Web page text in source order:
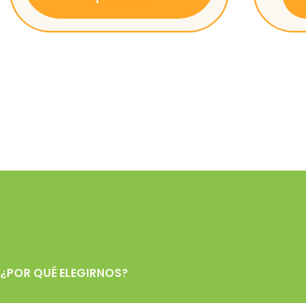
¿POR QUÉ ELEGIRNOS?